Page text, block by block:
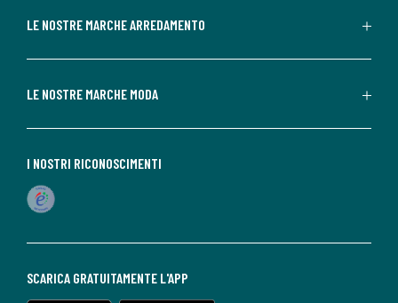
LE NOSTRE MARCHE ARREDAMENTO
LE NOSTRE MARCHE MODA
SCARICA GRATUITAMENTE L'APP
I NOSTRI RICONOSCIMENTI